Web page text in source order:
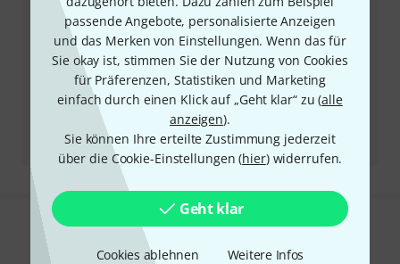
passende Angebote, personalisierte Anzeigen
und das Merken von Einstellungen. Wenn das für
Sie okay ist, stimmen Sie der Nutzung von Cookies
für Präferenzen, Statistiken und Marketing
einfach durch einen Klick auf „Geht klar“ zu (alle
anzeigen).
Sie können Ihre erteilte Zustimmung jederzeit
über die Cookie-Einstellungen (hier) widerrufen.
Geht klar
Cookies ablehnen Weitere Infos
Mehr Kontaktoptionen
Produkt zurücksenden
Alle Ansprechpartner
Gefällt Ihnen, was Sie sehen?